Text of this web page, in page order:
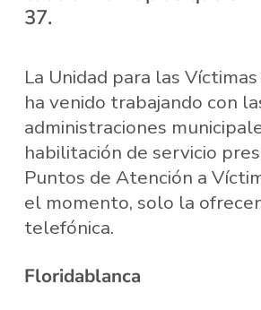
37.
La Unidad para las
ha venido trabajando con
administraciones
habilitación de servicio
Puntos de Atención a
el momento, solo la
telefónica.
Floridablanca